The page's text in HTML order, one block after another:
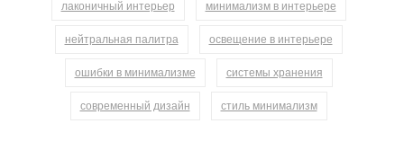
лаконичный интерьер минимализм в интерьере
нейтральная палитра освещение в интерьере
ошибки в минимализме системы хранения
современный дизайн стиль минимализм